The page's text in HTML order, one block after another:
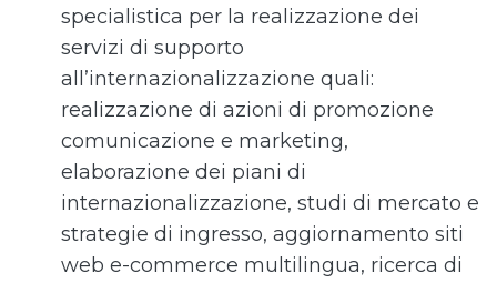
specialistica per la realizzazione dei
servizi di supporto
all’internazionalizzazione quali:
realizzazione di azioni di promozione
comunicazione e marketing,
elaborazione dei piani di
internazionalizzazione, studi di mercato e
strategie di ingresso, aggiornamento siti
web e-commerce multilingua, ricerca di